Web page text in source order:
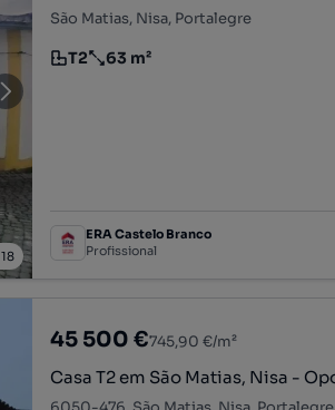
18
São Matias, Nisa, Portalegre
Tipologia
T2
Preço por metro quadrado
63 m²
ERA Castelo Branco
Profissional
45 500 €745,90 €/m²
Casa T2 em São Matias, Nisa -